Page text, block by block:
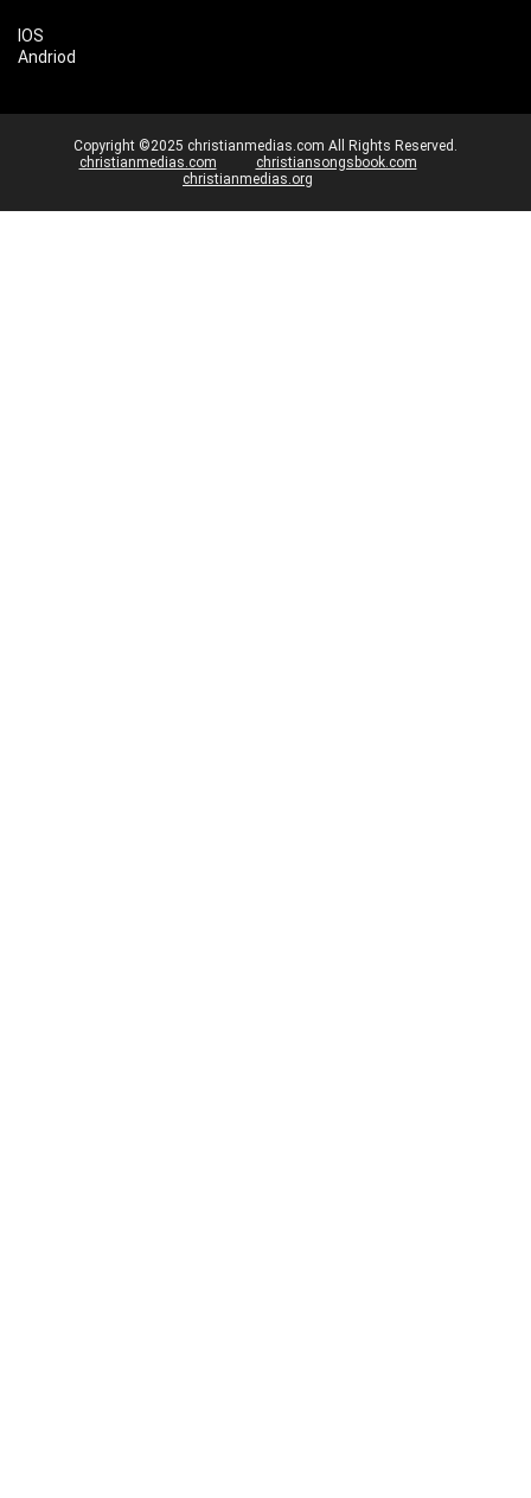
IOS
Andriod
Copyright ©2025 christianmedias.com All Rights Reserved.
christianmedias.com
christiansongsbook.com
christianmedias.org